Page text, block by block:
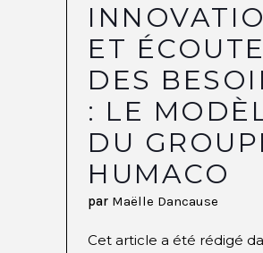
ET ÉCOUTE
DES
: LE
DU
HUMACO
par Maëlle Dancause
Cet article a été rédigé